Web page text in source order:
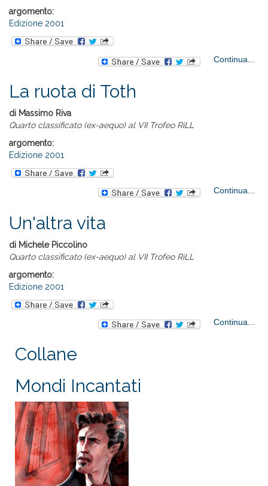
argomento:
Edizione 2001
Continua...
La ruota di Toth
di Massimo Riva
Quarto classificato (ex-aequo) al VII Trofeo RiLL
argomento:
Edizione 2001
Continua...
Un'altra vita
di Michele Piccolino
Quarto classificato (ex-aequo) al VII Trofeo RiLL
argomento:
Edizione 2001
Continua...
Collane
Mondi Incantati